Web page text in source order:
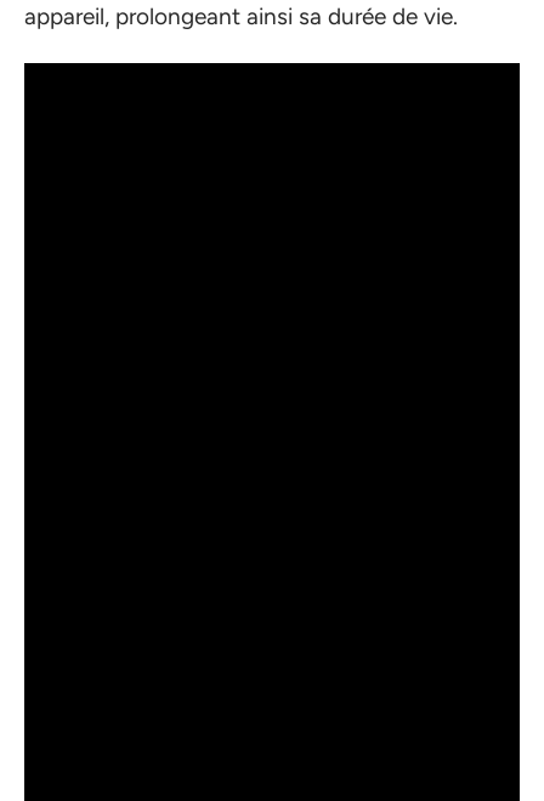
appareil, prolongeant ainsi sa durée de vie.